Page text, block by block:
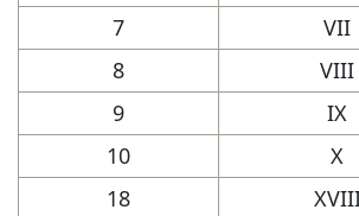
7
VII
8
VIII
9
IX
10
X
18